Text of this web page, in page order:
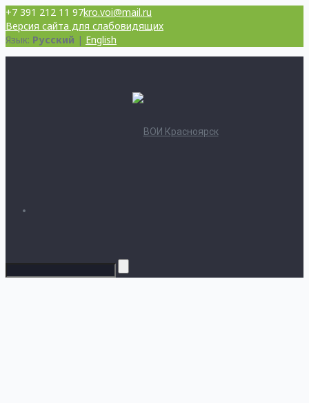
+7 391 212 11 97kro.voi@mail.ru
Версия сайта для слабовидящих
Язык: Русский | English